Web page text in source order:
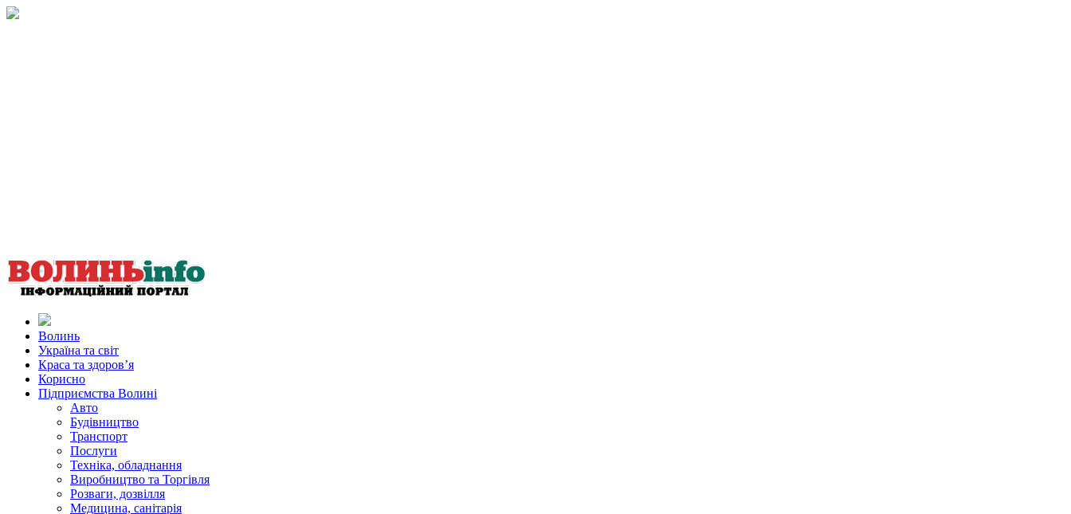
Волинь
Україна та світ
Краса та здоров’я
Корисно
Підприємства Волині
Авто
Будівництво
Транспорт
Послуги
Техніка, обладнання
Виробництво та Торгівля
Розваги, дозвілля
Медицина, санітарія